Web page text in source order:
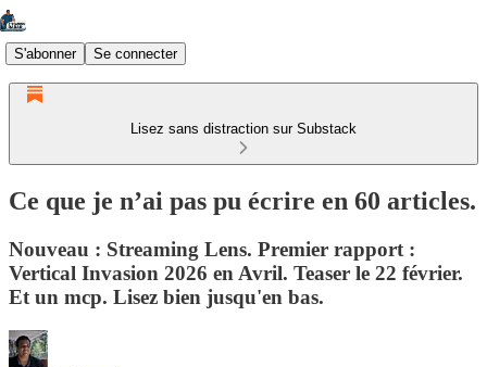
S'abonner Se connecter
Lisez sans distraction sur Substack
Ce que je n’ai pas pu écrire en 60 articles.
Nouveau : Streaming Lens. Premier rapport :
Vertical Invasion 2026 en Avril. Teaser le 22 février.
Et un mcp. Lisez bien jusqu'en bas.